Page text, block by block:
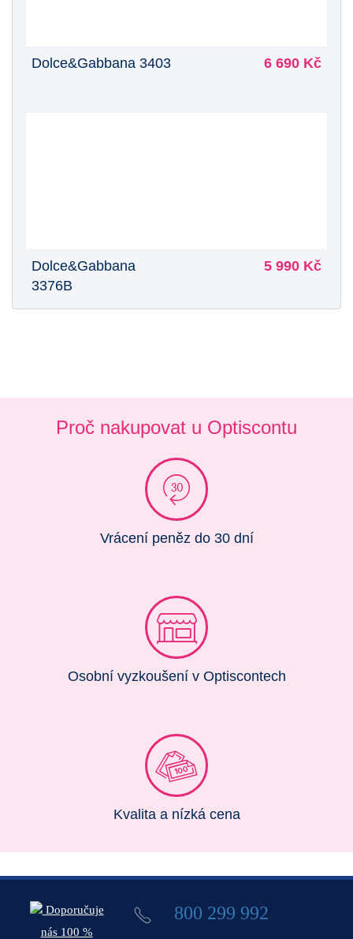
Dolce&Gabbana 3403 6 690 Kč
Dolce&Gabbana
3376B
5 990 Kč
Proč nakupovat u Optiscontu
Vrácení peněz do 30 dní
Osobní vyzkoušení v Optiscontech
Kvalita a nízká cena
Doporučuje
nás 100 %
800 299 992